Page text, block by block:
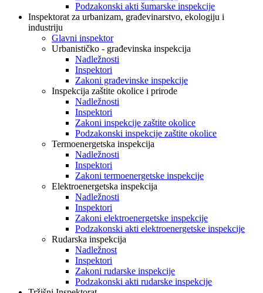
Podzakonski akti šumarske inspekcije
Inspektorat za urbanizam, građevinarstvo, ekologiju i
industriju
Glavni inspektor
Urbanističko - građevinska inspekcija
Nadležnosti
Inspektori
Zakoni građevinske inspekcije
Inspekcija zaštite okolice i prirode
Nadležnosti
Inspektori
Zakoni inspekcije zaštite okolice
Podzakonski inspekcije zaštite okolice
Termoenergetska inspekcija
Nadležnosti
Inspektori
Zakoni termoenergetske inspekcije
Elektroenergetska inspekcija
Nadležnosti
Inspektori
Zakoni elektroenergetske inspekcije
Podzakonski akti elektroenergetske inspekcije
Rudarska inspekcija
Nadležnost
Inspektori
Zakoni rudarske inspekcije
Podzakonski akti rudarske inspekcije